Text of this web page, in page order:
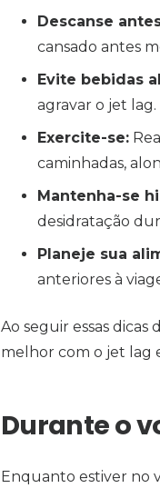
Descanse
cansado antes
Evite bebidas
agravar o jet
Exercite-se:
caminhadas,
Mantenha-se
desidratação
Planeje sua
anteriores à
Ao seguir essas
melhor com o jet lag
Durante o
Enquanto estiver no